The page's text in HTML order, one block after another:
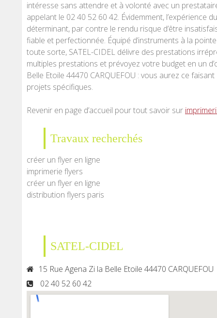
intéresse sans attendre et à volonté avec un
appelant le 02 40 52 60 42. Évidemment, l’expérience
déterminant, par contre le rendu risque d’être
fiable et perfectionnée. Équipé d’instruments à la
toute sorte, SATEL-CIDEL délivre des prestations
multiples prestations et prévoyez votre budget en un
Belle Etoile 44470 CARQUEFOU : vous aurez ce
projets spécifiques.
Revenir en page d’accueil pour tout savoir sur
Travaux recherchés
créer un flyer en ligne
imprimerie flyers
créer un flyer en ligne
distribution flyers paris
SATEL-CIDEL
15 Rue Agena Zi la Belle Etoile 44470 CARQUEFOU
02 40 52 60 42